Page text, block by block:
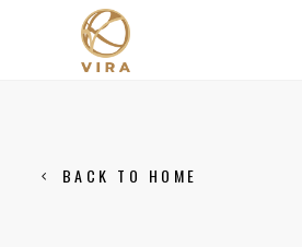
BACK TO HOME